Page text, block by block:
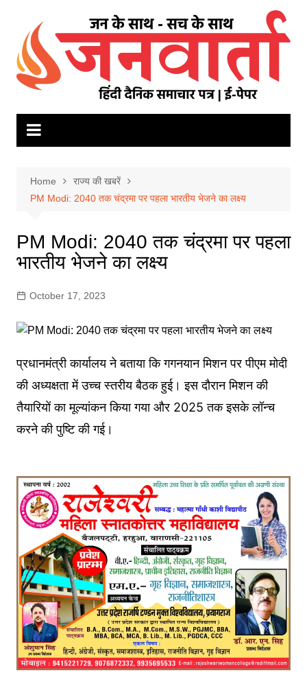
content
Home
राज्य की खबरें
PM Modi: 2040 तक चंद्रमा पर पहला भारतीय भेजने का लक्ष्य
PM Modi: 2040 तक चंद्रमा पर पहला
भारतीय भेजने का लक्ष्य
October 17, 2023
प्रधानमंत्री कार्यालय ने बताया कि गगनयान मिशन पर पीएम मोदी
की अध्यक्षता में उच्च स्तरीय बैठक हुई। इस दौरान मिशन की
तैयारियों का मूल्यांकन किया गया और 2025 तक इसके लॉन्च
करने की पुष्टि की गई।